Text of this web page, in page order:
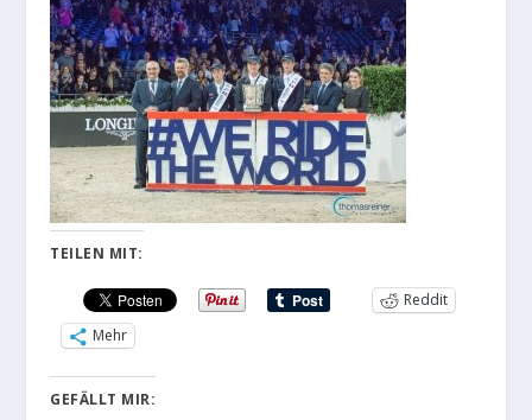
TEILEN MIT:
Reddit
Mehr
GEFÄLLT MIR: